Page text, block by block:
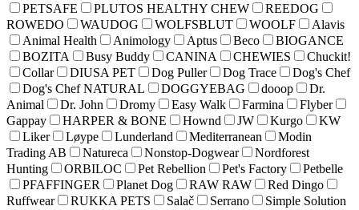
PETSAFE
PLUTOS HEALTHY CHEW
REEDOG
ROWEDO
WAUDOG WOLFSBLUT WOOLF
Alavis
Animal Health
Animology Aptus Beco
BIOGANCE
BOZITA
Busy Buddy CANINA CHEWIES
Chuckit!
Collar
DIUSA PET Dog Puller Dog Trace
Dog's Chef
Dog's Chef NATURAL
DOGGYEBAG dooop
Dr.
Animal
Dr. John Dromy Easy Walk Farmina
Flyber
Gappay
HARPER & BONE Hownd JW Kurgo
KW
Liker
Løype Lunderland Mediterranean
Modin
Trading AB
Natureca Nonstop-Dogwear
Nordforest
Hunting
ORBILOC Pet Rebellion Pet's Factory
Petbelle
PFAFFINGER
Planet Dog RAW RAW
Red Dingo
Ruffwear
RUKKA PETS Salač Serrano
Simple Solution